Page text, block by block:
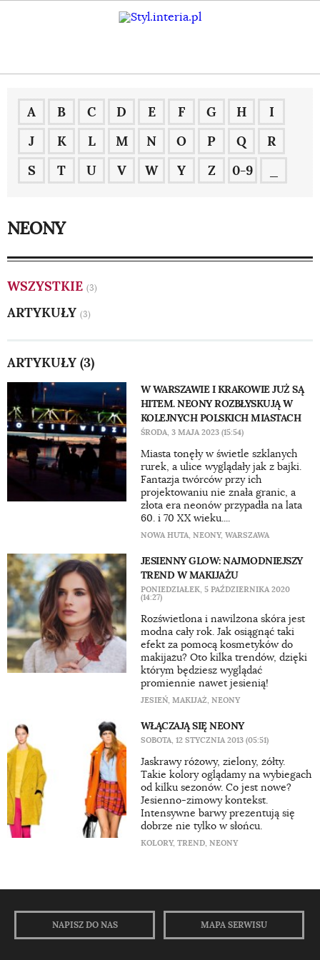
A B C D E F G H
I
J
K L M N O P Q
R
S
T U V W Y Z 0-9
NEONY
WSZYSTKIE (3)
ARTYKUŁY (3)
ARTYKUŁY (3)
W WARSZAWIE I KRAKOWIE JUŻ SĄ
HITEM. NEONY ROZBŁYSKUJĄ W
KOLEJNYCH POLSKICH MIASTACH
ŚRODA, 3 MAJA 2023 (15:54)
Miasta tonęły w świetle szklanych
rurek, a ulice wyglądały jak z bajki.
Fantazja twórców przy ich
projektowaniu nie znała granic, a
złota era neonów przypadła na lata
60. i 70 XX wieku....
NOWA HUTA, NEONY, WARSZAWA
JESIENNY GLOW: NAJMODNIEJSZY
TREND W MAKIJAŻU
PONIEDZIAŁEK, 5 PAŹDZIERNIKA 2020
(14:27)
Rozświetlona i nawilżona skóra jest
modna cały rok. Jak osiągnąć taki
efekt za pomocą kosmetyków do
makijażu? Oto kilka trendów, dzięki
którym będziesz wyglądać
promiennie nawet jesienią!
JESIEŃ, MAKIJAŻ, NEONY
WŁĄCZAJĄ SIĘ NEONY
SOBOTA, 12 STYCZNIA 2013 (05:51)
Jaskrawy różowy, zielony, żółty.
Takie kolory oglądamy na wybiegach
od kilku sezonów. Co jest nowe?
Jesienno-zimowy kontekst.
Intensywne barwy prezentują się
dobrze nie tylko w słońcu.
KOLORY, TREND, NEONY
NAPISZ DO NAS MAPA SERWISU